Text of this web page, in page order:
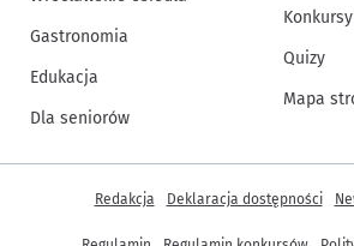
Gastronomia
Edukacja
Dla seniorów
Konkursy
Quizy
Mapa
Inne informacje
Redakcja Deklaracja dostępności